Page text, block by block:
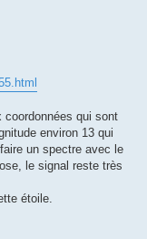
qui sont
environ 13 qui
un spectre avec le
le signal reste très
étoile.